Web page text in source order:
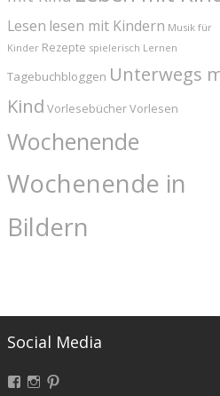
Lesen lesen mit Kindern Musik für
Kinder Rezepte spielerisch Lernen
Tagebuchbloggen Unterwegs
Kind VorlesebücherVorlesen
Wochenende
Wochenende in
Bildern
Social Media
Facebook
Instagram
Pinterest